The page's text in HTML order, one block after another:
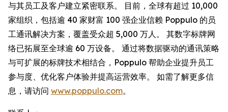
与其员工及客户建立紧密联系。 目前，全球有超过 10,000
家组织，包括逾 40 家财富 100 强企业信赖 Poppulo 的员
工通讯解决方案，覆盖受众超 5,000 万人。 其数字标牌网
络已拓展至全球逾 60 万设备。 通过将数据驱动的通讯策略
与可扩展的标牌技术相结合，Poppulo 帮助企业提升员工
参与度、优化客户体验并提高运营效率。 如需了解更多信
息，请访问 www.poppulo.com。